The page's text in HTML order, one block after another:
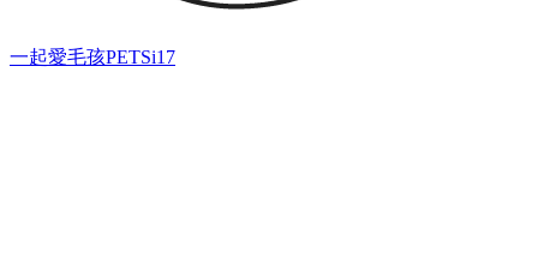
一起愛毛孩PETSi17